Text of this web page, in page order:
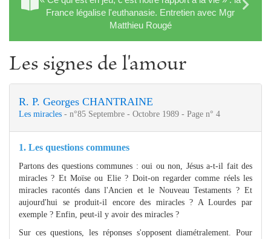
France légalise l'euthanasie. Entretien avec Mgr
Matthieu Rougé
Les signes de l'amour
R. P. Georges CHANTRAINE
Les miracles - n°85 Septembre - Octobre 1989 - Page n° 4
1. Les questions communes
Partons des questions communes : oui ou non, Jésus a-t-il fait des
miracles ? Et Moïse ou Elie ? Doit-on regarder comme réels les
miracles racontés dans l'Ancien et le Nouveau Testaments ? Et
aujourd'hui se produit-il encore des miracles ? A Lourdes par
exemple ? Enfin, peut-il y avoir des miracles ?
Sur ces questions, les réponses s'opposent diamétralement. Pour